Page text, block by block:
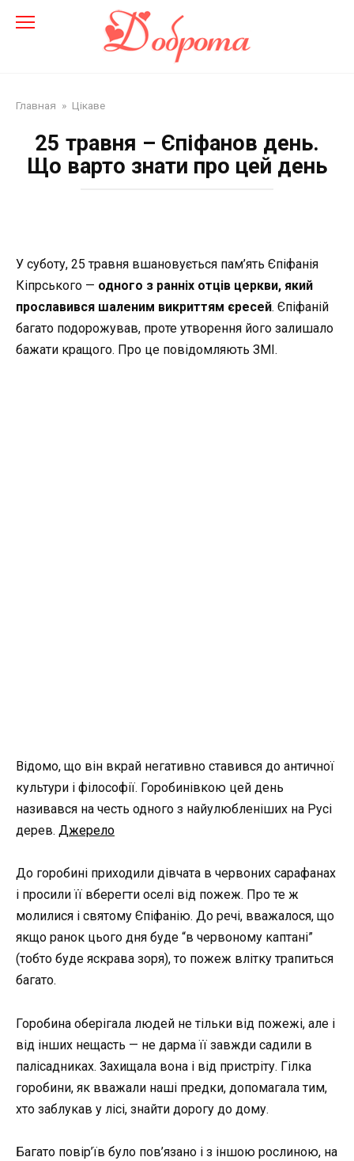
Главная » Цікаве
25 травня – Єпіфанов день.
Що варто знати про цей день
У суботу, 25 травня вшановується пам’ять Єпіфанія
Кіпрського — одного з ранніх отців церкви, який
прославився шаленим викриттям єресей. Єпіфаній
багато подорожував, проте утворення його залишало
бажати кращого. Про це повідомляють ЗМІ.
Відомо, що він вкрай негативно ставився до античної
культури і філософії. Горобинівкою цей день
називався на честь одного з найулюбленіших на Русі
дерев. Джерело
До горобині приходили дівчата в червоних сарафанах
і просили її вберегти оселі від пожеж. Про те ж
молилися і святому Єпіфанію. До речі, вважалося, що
якщо ранок цього дня буде “в червоному каптані”
(тобто буде яскрава зоря), то пожеж влітку трапиться
багато.
Горобина оберігала людей не тільки від пожежі, але і
від інших нещасть — не дарма її завжди садили в
палісадниках. Захищала вона і від пристріту. Гілка
горобини, як вважали наші предки, допомагала тим,
хто заблукав у лісі, знайти дорогу до дому.
Багато повір’їв було пов’язано і з іншою рослиною, на